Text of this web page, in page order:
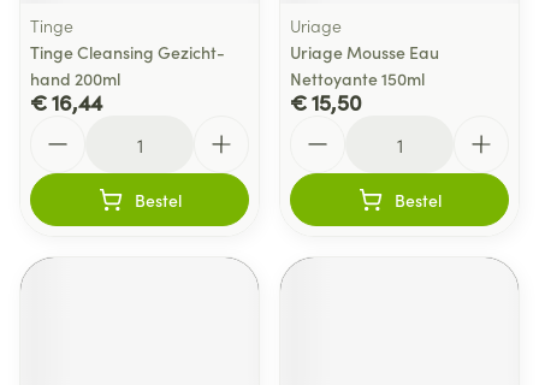
Tinge
Tinge Cleansing Gezicht-
hand 200ml
€ 16,44
Bestel
Uriage
Uriage Mousse Eau
Nettoyante 150ml
€ 15,50
Bestel